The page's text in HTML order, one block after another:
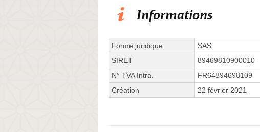
Informations
Forme juridique
SAS
SIRET
89469810900010
N° TVA Intra.
FR64894698109
Création
22 février 2021